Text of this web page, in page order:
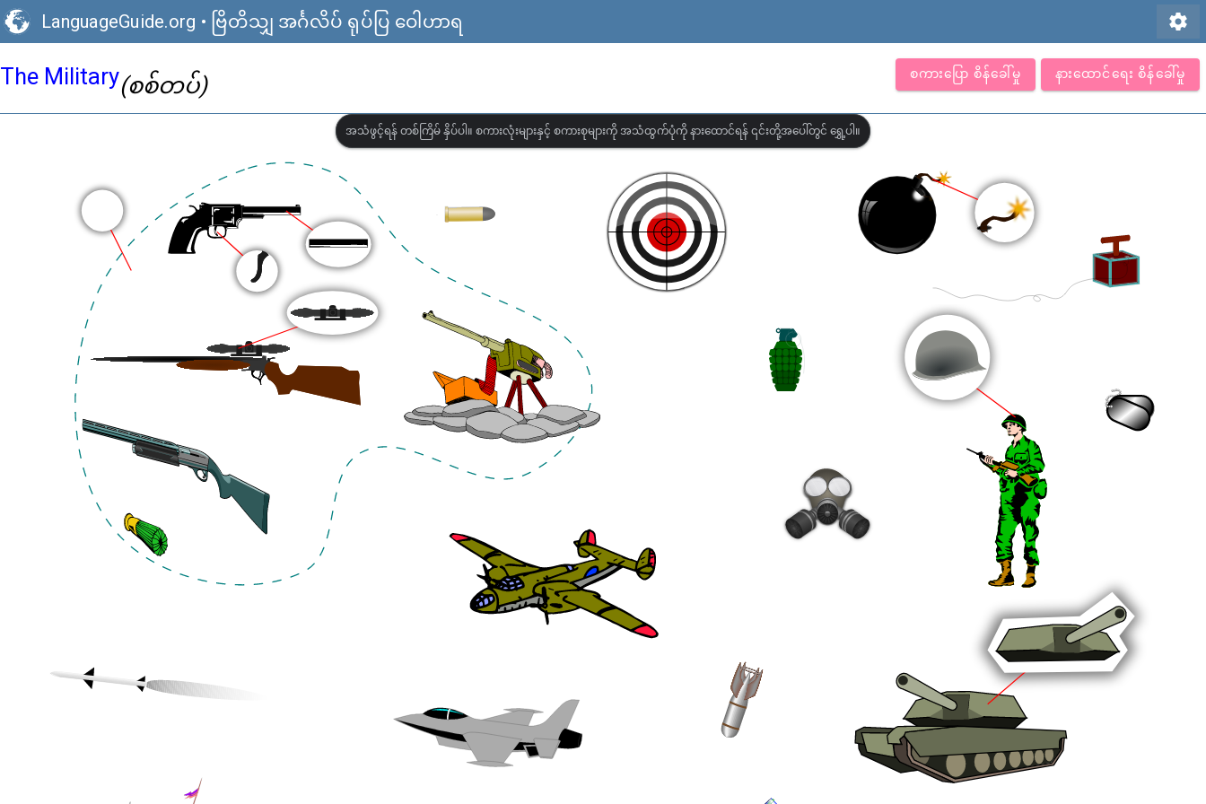
LanguageGuide.org • ဗြိတိသျှ အင်္ဂလိပ် ရုပ်ပြ ဝေါဟာရ settings
The Military(စစ်တပ်) စကားပြော စိန်ခေါ်မှု နားထောင်ရေး စိန်ခေါ်မှု
အသံဖွင့်ရန် တစ်ကြိမ် နှိပ်ပါ။ စကားလုံးများနှင့် စကားစုများကို အသံထွက်ပုံကို နားထောင်ရန် ၎င်းတို့အပေါ်တွင် ရွှေ့ပါ။